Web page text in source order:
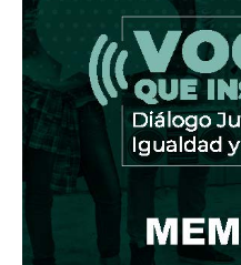
por
Igualdad
y
el
Respeto